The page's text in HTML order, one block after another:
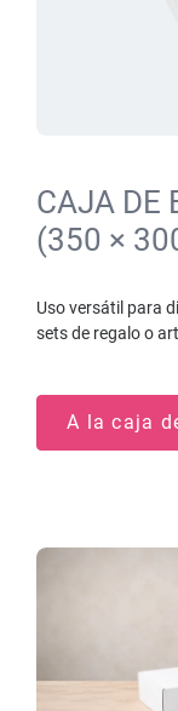
CAJA DE
(350 ×
Uso versátil para
sets de regalo o
A la caja